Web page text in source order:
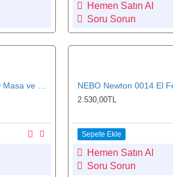
Hemen Satın Al
Soru Sorun
2.530,00TL
Sepete Ekle
Hemen Satın Al
Soru Sorun